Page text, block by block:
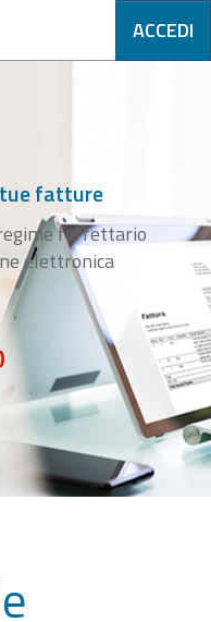
ACCEDI
tue fatture
forfettario
elettronica